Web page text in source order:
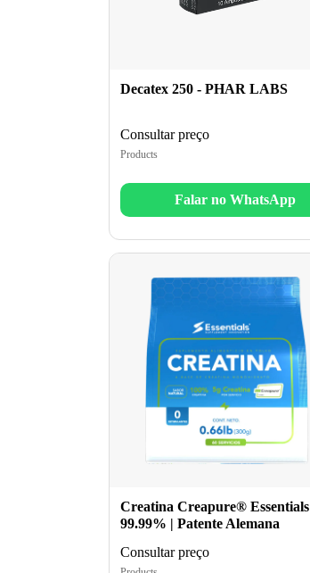
Decatex 250 - PHAR LABS
Consultar preço
Products
Falar no WhatsApp
Creatina Creapure® Essentials
99.99% | Patente Alemana
Consultar preço